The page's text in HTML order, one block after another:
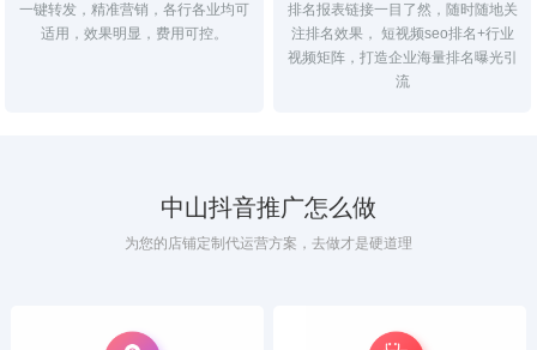
一键转发，精准营销，各行各业均可
适用，效果明显，费用可控。
排名报表链接一目了然，随时随地关
注排名效果， 短视频seo排名+行业
视频矩阵，打造企业海量排名曝光引
流
中山抖音推广怎么做
为您的店铺定制代运营方案，去做才是硬道理